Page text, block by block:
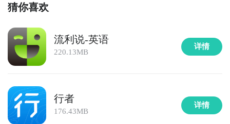
猜你喜欢
流利说-英语
220.13MB
详情
行者
176.43MB
详情